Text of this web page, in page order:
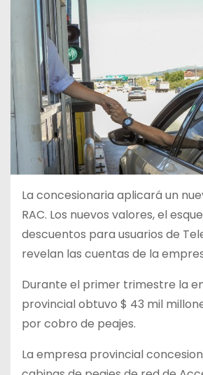
La concesionaria aplicará un
RAC. Los nuevos valores, el
descuentos para usuarios de
revelan las cuentas de la
Durante el primer trimestre la
provincial obtuvo $ 43 mil
por cobro de peajes.
La empresa provincial